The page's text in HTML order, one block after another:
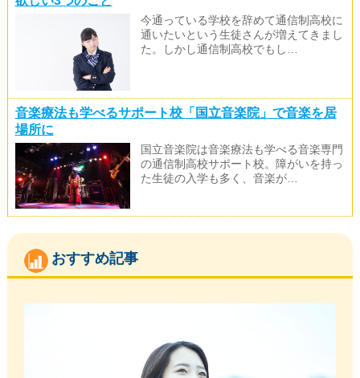
今通っている学校を辞めて通信制高校に
通いたいという生徒さんが増えてきまし
た。しかし通信制高校でもし…
音楽療法も学べるサポート校「国立音楽院」で音楽を居
場所に
国立音楽院は音楽療法も学べる音楽専門
の通信制高校サポート校。障がいを持っ
た生徒の入学も多く、音楽が…
おすすめ記事